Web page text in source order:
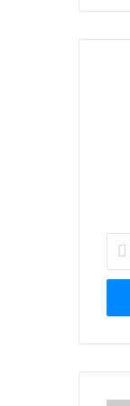
t
r
u